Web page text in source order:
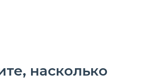
насколько